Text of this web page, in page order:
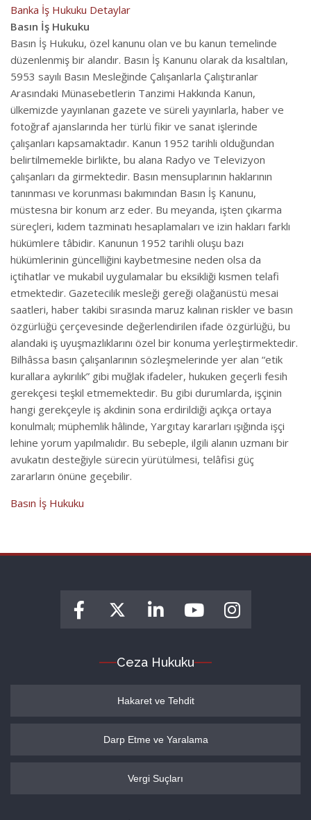
Banka İş Hukuku Detaylar
Basın İş Hukuku
Basın İş Hukuku, özel kanunu olan ve bu kanun temelinde
düzenlenmiş bir alandır. Basın İş Kanunu olarak da kısaltılan,
5953 sayılı Basın Mesleğinde Çalışanlarla Çalıştıranlar
Arasındaki Münasebetlerin Tanzimi Hakkında Kanun,
ülkemizde yayınlanan gazete ve süreli yayınlarla, haber ve
fotoğraf ajanslarında her türlü fikir ve sanat işlerinde
çalışanları kapsamaktadır. Kanun 1952 tarihli olduğundan
belirtilmemekle birlikte, bu alana Radyo ve Televizyon
çalışanları da girmektedir. Basın mensuplarının haklarının
tanınması ve korunması bakımından Basın İş Kanunu,
müstesna bir konum arz eder. Bu meyanda, işten çıkarma
süreçleri, kıdem tazminatı hesaplamaları ve izin hakları farklı
hükümlere tâbidir. Kanunun 1952 tarihli oluşu bazı
hükümlerinin güncelliğini kaybetmesine neden olsa da
içtihatlar ve mukabil uygulamalar bu eksikliği kısmen telafi
etmektedir. Gazetecilik mesleği gereği olağanüstü mesai
saatleri, haber takibi sırasında maruz kalınan riskler ve basın
özgürlüğü çerçevesinde değerlendirilen ifade özgürlüğü, bu
alandaki iş uyuşmazlıklarını özel bir konuma yerleştirmektedir.
Bilhâssa basın çalışanlarının sözleşmelerinde yer alan “etik
kurallara aykırılık” gibi muğlak ifadeler, hukuken geçerli fesih
gerekçesi teşkil etmemektedir. Bu gibi durumlarda, işçinin
hangi gerekçeyle iş akdinin sona erdirildiği açıkça ortaya
konulmalı; müphemlik hâlinde, Yargıtay kararları ışığında işçi
lehine yorum yapılmalıdır. Bu sebeple, ilgili alanın uzmanı bir
avukatın desteğiyle sürecin yürütülmesi, telâfisi güç
zararların önüne geçebilir.
Basın İş Hukuku
Ceza Hukuku
Hakaret ve Tehdit
Darp Etme ve Yaralama
Vergi Suçları